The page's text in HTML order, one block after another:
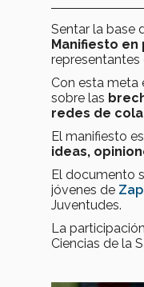
Sentar la base
Manifiesto en
representantes
Con esta meta
sobre las
redes de
El manifiesto
ideas,
El documento
jóvenes de
Juventudes.
La
Ciencias de la